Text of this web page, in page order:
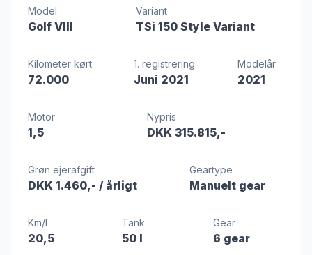
Model
Golf VIII
Variant
TSi 150 Style Variant
Kilometer kørt
72.000
1. registrering
Juni 2021
Modelår
2021
Motor
1,5
Nypris
DKK 315.815,-
Grøn ejerafgift
DKK 1.460,- / årligt
Geartype
Manuelt gear
Km/l
20,5
Tank
50 l
Gear
6 gear